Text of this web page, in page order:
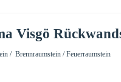
Visgö
/ Brennraumstein / Feuerraumstein